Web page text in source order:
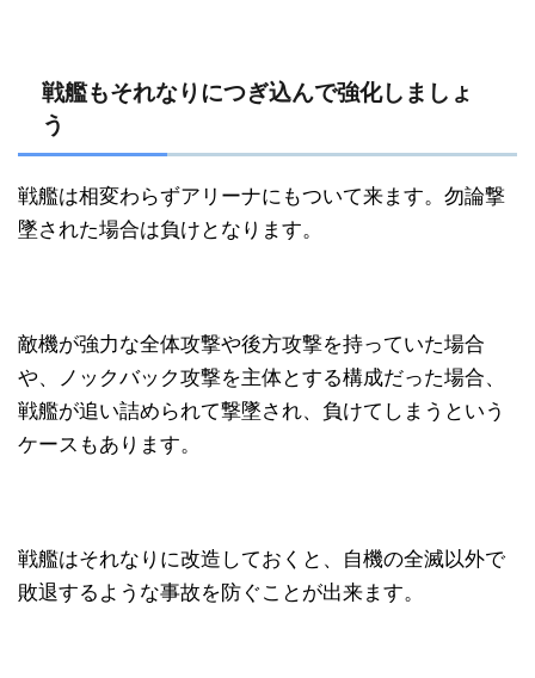
戦艦もそれなりにつぎ込んで強化しましょ
う
戦艦は相変わらずアリーナにもついて来ます。勿論撃
墜された場合は負けとなります。
敵機が強力な全体攻撃や後方攻撃を持っていた場合
や、ノックバック攻撃を主体とする構成だった場合、
戦艦が追い詰められて撃墜され、負けてしまうという
ケースもあります。
戦艦はそれなりに改造しておくと、自機の全滅以外で
敗退するような事故を防ぐことが出来ます。